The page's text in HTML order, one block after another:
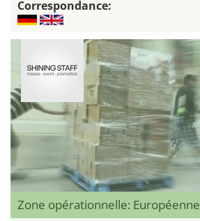
Correspondance:
Zone opérationnelle: Européenne